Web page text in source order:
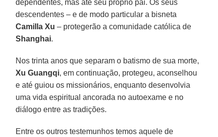
dependentes, mas até seu próprio pai. Os seus
descendentes – e de modo particular a bisneta
Camilla Xu – protegerão a comunidade católica de
Shanghai.
Nos trinta anos que separam o batismo de sua morte,
Xu Guangqi, em continuação, protegeu, aconselhou
e até guiou os missionários, enquanto desenvolvia
uma vida espiritual ancorada no autoexame e no
diálogo entre as tradições.
Entre os outros testemunhos temos aquele de